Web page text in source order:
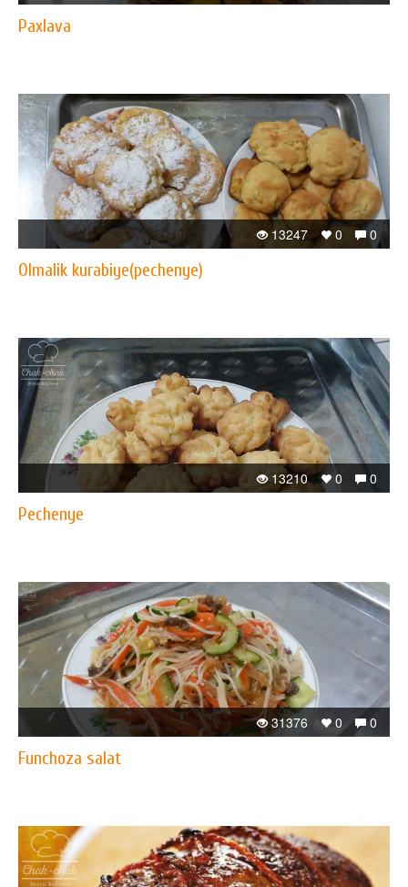
Paxlava
0
0
13247
Olmalik kurabiye(pechenye)
0
0
13210
Pechenye
0
0
31376
Funchoza salat